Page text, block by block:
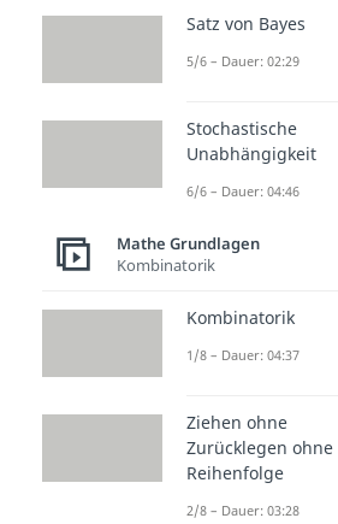
x zu
x, denn x · x
Welche Zahl
9 zu
3, denn 3 · 3
Setze die
Ergebnis: (x +
alle
Aufgaben
Satz von Bayes
5/6 – Dauer: 02:29
Stochastische
Unabhängigkeit
6/6 – Dauer: 04:46
Mathe Grundlagen
Kombinatorik
Kombinatorik
1/8 – Dauer: 04:37
Ziehen ohne
Zurücklegen ohne
Reihenfolge
2/8 – Dauer: 03:28